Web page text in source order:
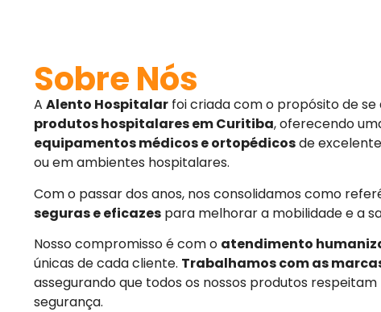
Sobre Nós
A Alento Hospitalar foi criada com o propósito de
produtos hospitalares em Curitiba, oferecendo
equipamentos médicos e ortopédicosde
ou em ambientes hospitalares.
Com o passar dos anos, nos consolidamos como
seguras e eficazes para melhorar a mobilidade e a
Nosso compromisso é com o atendimento
únicas de cada cliente. Trabalhamos com as
assegurando que todos os nossos produtos
segurança.